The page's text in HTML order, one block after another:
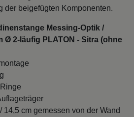
der beigefügten Komponenten.
Messing-Optik /
Ø 2-läufig PLATON - Sitra (ohne
14,5 cm gemessen von der Wand